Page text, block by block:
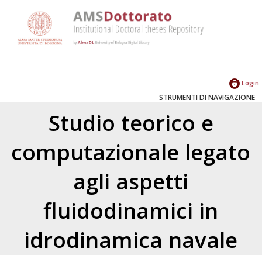
Login
STRUMENTI DI NAVIGAZIONE
Studio teorico e
computazionale legato
agli aspetti
fluidodinamici in
idrodinamica navale